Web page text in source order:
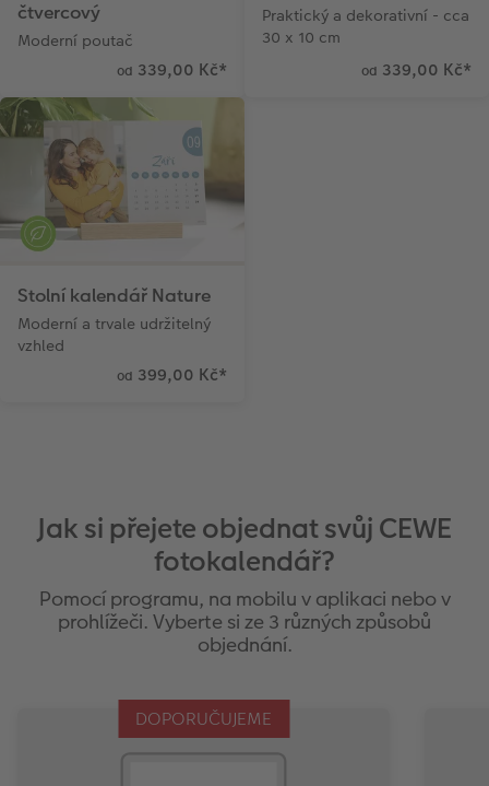
čtvercový
Moderní poutač
od 339,00 Kč*
Praktický a dekorativní - cca
30 x 10 cm
od 339,00 Kč*
Stolní kalendář Nature
Moderní a trvale udržitelný
vzhled
od 399,00 Kč*
Jak si přejete objednat svůj CEWE
fotokalendář?
Pomocí programu, na mobilu v aplikaci nebo v
prohlížeči. Vyberte si ze 3 různých způsobů
objednání.
DOPORUČUJEME